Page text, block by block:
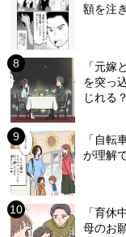
額を注
「元嫁
を突っ
じれる？
「自転
が理解
「育休
母のお